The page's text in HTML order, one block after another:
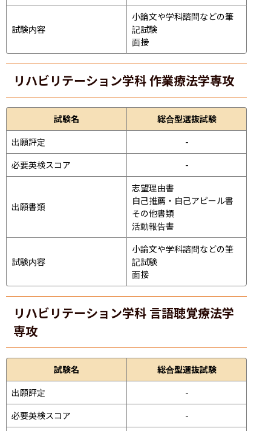
試験内容
小論文や学科諮問などの筆
記試験
面接
リハビリテーション学科 作業療法学専攻
試験名
総合型選抜試験
出願評定
-
必要英検スコア
-
出願書類
志望理由書
自己推薦・自己アピール書
その他書類
活動報告書
試験内容
小論文や学科諮問などの筆
記試験
面接
リハビリテーション学科 言語聴覚療法学
専攻
試験名
総合型選抜試験
出願評定
-
必要英検スコア
-